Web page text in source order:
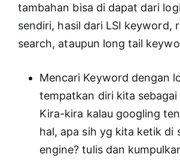
tambahan bisa di dapat dari
sendiri, hasil dari LSI keyword,
search, ataupun long tail
Mencari Keyword dengan
tempatkan diri kita
Kira-kira kalau googling
hal, apa sih yg kita ketik di
engine? tulis dan